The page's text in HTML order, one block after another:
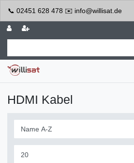
📞 02451 628 478 ✉️ info@willisat.de
HDMI Kabel